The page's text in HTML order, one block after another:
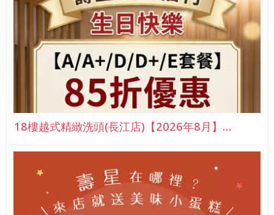
18樓越式精緻洗頭(長江店)【2026年8月】…